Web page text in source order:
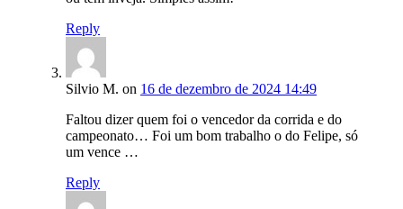
Reply
Silvio M. on 16 de dezembro de 2024 14:49
Faltou dizer quem foi o vencedor da corrida e do
campeonato… Foi um bom trabalho o do Felipe, só
um vence …
Reply